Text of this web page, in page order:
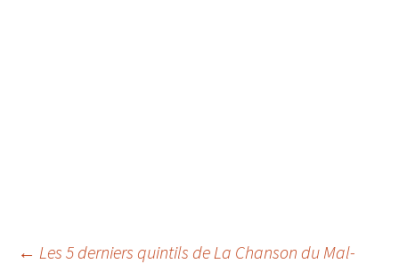
← Les 5 derniers quintils de La Chanson du Mal-